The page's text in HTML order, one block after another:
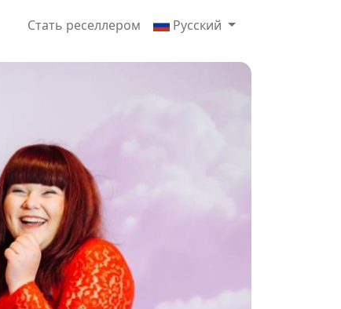
Стать реселлером Русский